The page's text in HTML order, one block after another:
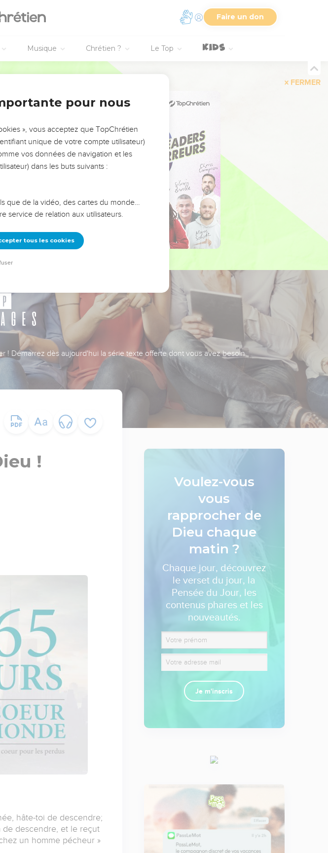
Faire un don
Musique Chrétien ? Le Top
FERMER
Mais on voit
ce sont
leurs erreurs
une famille,
! Démarrez dès aujourd'hui la série texte offerte dont vous avez besoin.
!
hâte-toi de descendre;
de descendre, et le reçut
un homme pécheur »
Voulez-vous
vous
rapprocher de
Dieu chaque
matin ?
Chaque jour, découvrez
le verset du jour, la
Pensée du Jour, les
contenus phares et les
nouveautés.
Je m'inscris
pour nous
», vous acceptez que TopChrétien
unique de votre compte utilisateur)
vos données de navigation et les
dans les buts suivants :
que de la vidéo, des cartes du monde…
service de relation aux utilisateurs.
tous les cookies